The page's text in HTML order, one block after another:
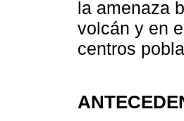
la amenaza
volcán y en
centros